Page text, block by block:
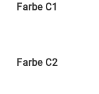
Farbe C1
Farbe C2